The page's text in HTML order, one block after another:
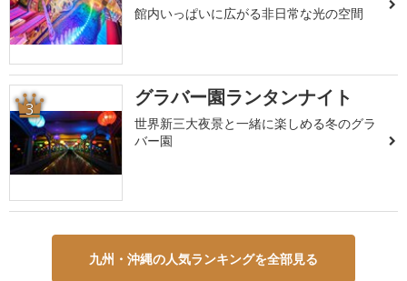
館内いっぱいに広がる非日常な光の空間
3 グラバー園ランタンナイト
世界新三大夜景と一緒に楽しめる冬のグラ
バー園
九州・沖縄の人気ランキングを全部見る